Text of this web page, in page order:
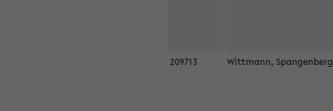
209713 Wittmann, Spangenberg